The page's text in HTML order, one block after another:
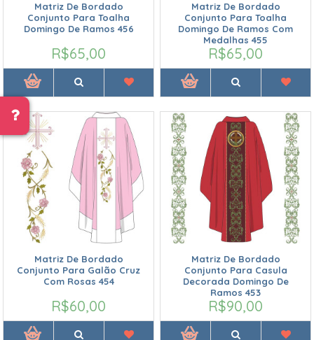
Matriz De Bordado
Conjunto Para Toalha
Domingo De Ramos 456
R$65,00
Matriz De Bordado
Conjunto Para Toalha
Domingo De Ramos Com
Medalhas 455
R$65,00
Matriz De Bordado
Conjunto Para Galão Cruz
Com Rosas 454
R$60,00
Matriz De Bordado
Conjunto Para Casula
Decorada Domingo De
Ramos 453
R$90,00